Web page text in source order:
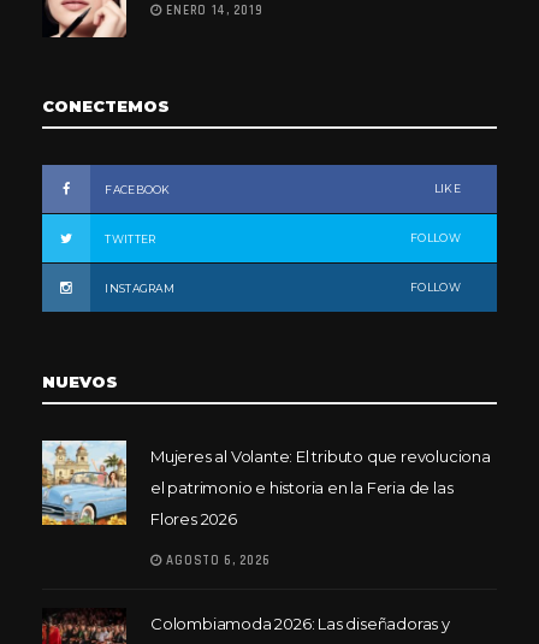
ENERO 14, 2019
CONECTEMOS
FACEBOOK LIKE
TWITTER FOLLOW
INSTAGRAM FOLLOW
NUEVOS
Mujeres al Volante: El tributo que revoluciona
el patrimonio e historia en la Feria de las
Flores 2026
AGOSTO 6, 2026
Colombiamoda 2026: Las diseñadoras y